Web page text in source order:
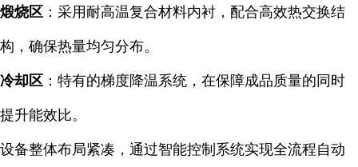
煅烧区 ：采用耐高温复合材料内衬，配合高效热交换结
构，确保热量均匀分布。
冷却区 ：特有的梯度降温系统，在保障成品质量的同时
提升能效比。
设备整体布局紧凑，通过智能控制系统实现全流程自动